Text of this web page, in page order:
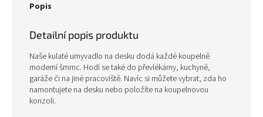
Popis
Detailní popis produktu
Naše kulaté umyvadlo na desku dodá každé koupelně
moderní šmrnc. Hodí se také do převlékárny, kuchyně,
garáže či na jiné pracoviště. Navíc si můžete vybrat, zda ho
namontujete na desku nebo položíte na koupelnovou
konzoli.